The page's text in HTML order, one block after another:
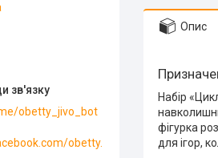
Опис
Набір
фігурка
для ігор,
obetty_jivo_bot
obetty.